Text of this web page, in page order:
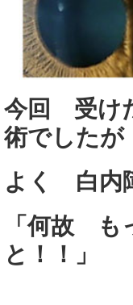
今回 受け
術でしたが
よく 白内
「何故
と！！」